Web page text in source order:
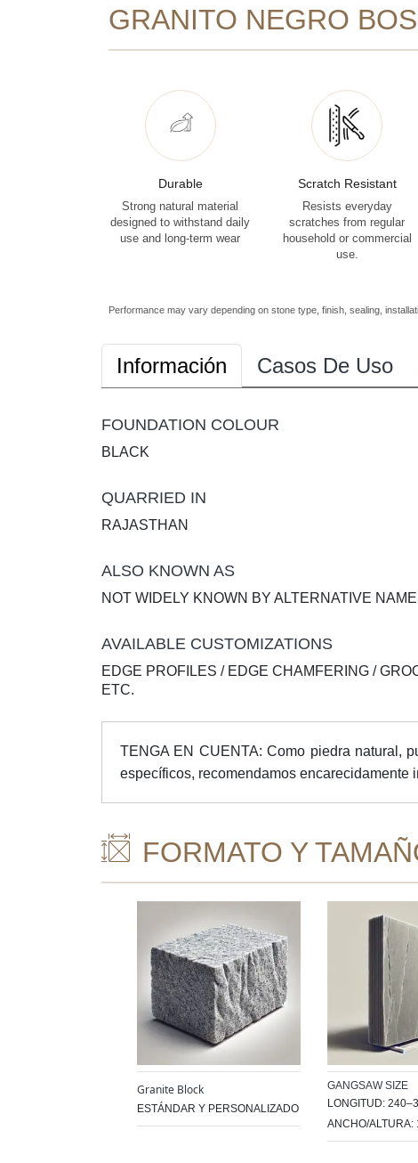
GRANITO NEGRO
Durable
Strong natural material
designed to withstand daily
use and long-term wear
Scratch Resistant
Resists everyday
scratches from regular
household or commercial
use.
Performance may vary depending on stone type, finish, sealing,
Información Casos De Uso
FOUNDATION COLOUR
BLACK
QUARRIED IN
RAJASTHAN
ALSO KNOWN AS
NOT WIDELY KNOWN BY ALTERNATIVE
AVAILABLE CUSTOMIZATIONS
EDGE PROFILES / EDGE CHAMFERING /
ETC.
TENGA EN CUENTA: Como piedra natural,
específicos, recomendamos
FORMATO Y
Granite Block
ESTÁNDAR Y PERSONALIZADO
GANGSAW SIZE
LONGITUD:
ANCHO/ALTURA: